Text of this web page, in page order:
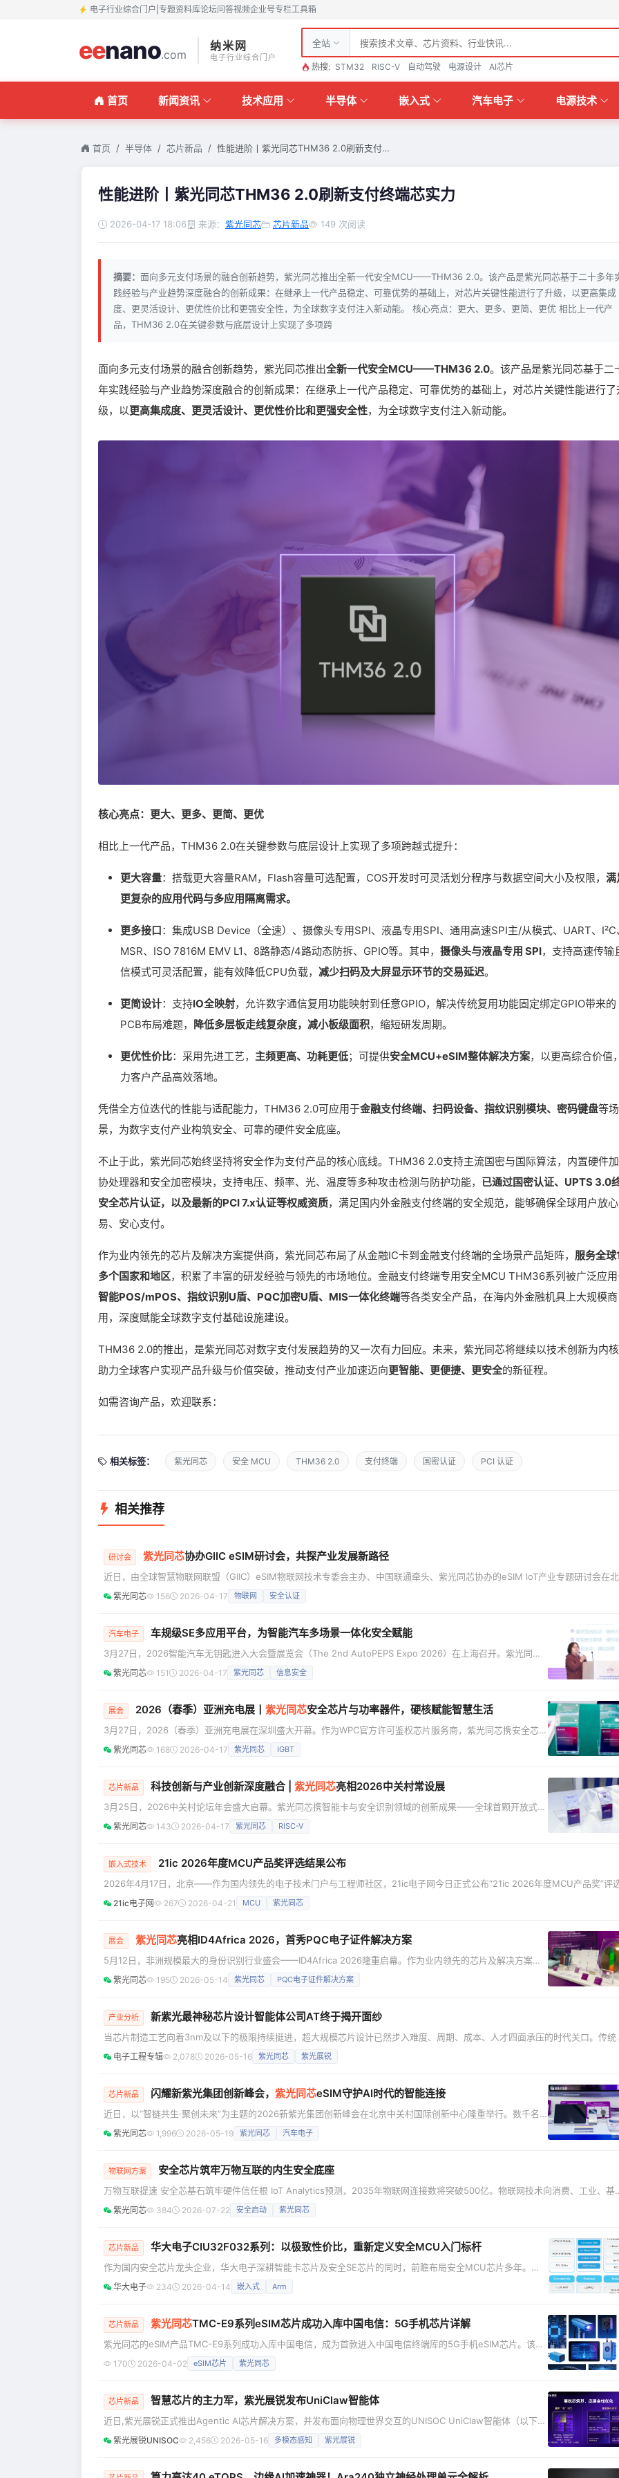
电子行业综合门户 专题资料库论坛问答视频企业号专栏工具箱
eenano.com
纳米网
电子行业综合门户
全站
热搜: STM32 RISC-V 自动驾驶 电源设计 AI芯片
首页 新闻资讯 技术应用 半导体 嵌入式 汽车电子 电源技术
首页 半导体 芯片新品 性能进阶丨紫光同芯THM36 2.0刷新支付…
性能进阶丨紫光同芯THM36 2.0刷新支付终端芯实力
2026-04-17 18:06 来源： 紫光同芯 芯片新品 149 次阅读
摘要： 面向多元支付场景的融合创新趋势，紫光同芯推出全新一代安全MCU——THM36 2.0。该产品是紫光同芯基于二十多年
践经验与产业趋势深度融合的创新成果：在继承上一代产品稳定、可靠优势的基础上，对芯片关键性能进行了升级，以更高集成
度、更灵活设计、更优性价比和更强安全性，为全球数字支付注入新动能。 核心亮点：更大、更多、更简、更优 相比上一代产
品，THM36 2.0在关键参数与底层设计上实现了多项跨
面向多元支付场景的融合创新趋势，紫光同芯推出全新一代安全MCU——THM36 2.0。该产品是紫光同芯基于二
年实践经验与产业趋势深度融合的创新成果：在继承上一代产品稳定、可靠优势的基础上，对芯片关键性能进行了
级，以更高集成度、更灵活设计、更优性价比和更强安全性，为全球数字支付注入新动能。
核心亮点：更大、更多、更简、更优
相比上一代产品，THM36 2.0在关键参数与底层设计上实现了多项跨越式提升：
更大容量：搭载更大容量RAM，Flash容量可选配置，COS开发时可灵活划分程序与数据空间大小及权限， 满
更复杂的应用代码与多应用隔离需求。
更多接口：集成USB Device（全速）、摄像头专用SPI、液晶专用SPI、通用高速SPI主/从模式、UART、I²C
MSR、ISO 7816M EMV L1、8路静态/4路动态防拆、GPIO等。其中， 摄像头与液晶专用 SPI，支持高速传输
信模式可灵活配置，能有效降低CPU负载， 减少扫码及大屏显示环节的交易延迟。
更简设计：支持IO全映射，允许数字通信复用功能映射到任意GPIO，解决传统复用功能固定绑定GPIO带来的
PCB布局难题， 降低多层板走线复杂度，减小板级面积，缩短研发周期。
更优性价比：采用先进工艺， 主频更高、功耗更低；可提供安全MCU+eSIM整体解决方案，以更高综合价值
力客户产品高效落地。
凭借全方位迭代的性能与适配能力，THM36 2.0可应用于金融支付终端、扫码设备、指纹识别模块、密码键盘等场
景，为数字支付产业构筑安全、可靠的硬件安全底座。
不止于此，紫光同芯始终坚持将安全作为支付产品的核心底线。THM36 2.0支持主流国密与国际算法，内置硬件
协处理器和安全加密模块，支持电压、频率、光、温度等多种攻击检测与防护功能， 已通过国密认证、UPTS 3.0
安全芯片认证，以及最新的PCI 7.x认证等权威资质，满足国内外金融支付终端的安全规范，能够确保全球用户放
易、安心支付。
作为业内领先的芯片及解决方案提供商，紫光同芯布局了从金融IC卡到金融支付终端的全场景产品矩阵， 服务全
多个国家和地区，积累了丰富的研发经验与领先的市场地位。金融支付终端专用安全MCU THM36系列被广泛应
智能POS/mPOS、指纹识别U盾、PQC加密U盾、MIS一体化终端等各类安全产品，在海内外金融机具上大规模商
用，深度赋能全球数字支付基础设施建设。
THM36 2.0的推出，是紫光同芯对数字支付发展趋势的又一次有力回应。未来，紫光同芯将继续以技术创新为内核
助力全球客户实现产品升级与价值突破，推动支付产业加速迈向更智能、更便捷、更安全的新征程。
如需咨询产品，欢迎联系：
相关标签： 紫光同芯 安全 MCU THM36 2.0 支付终端 国密认证 PCI 认证
相关推荐
研讨会 紫光同芯协办GIIC eSIM研讨会，共探产业发展新路径
近日，由全球智慧物联网联盟（GIIC）eSIM物联网技术专委会主办、中国联通牵头、紫光同芯协办的eSIM loT产业专题研讨会在北
顺利召开。会议汇聚运营商、芯片厂商、卡商、检测机构、应用与服务企业等产业链核心力量，围绕技术适配、证书管理、跨运营商
紫光同芯 156 2026-04-17 物联网 安全认证
汽车电子 车规级SE多应用平台，为智能汽车多场景一体化安全赋能
3月27日，2026智能汽车无钥匙进入大会暨展览会（The 2nd AutoPEPS Expo 2026）在上海召开。紫光同芯
汽车安全芯片产品市场经理兰瑞芬受邀担任大会主持人，并发表主题演讲，系统阐述了汽车信息安全领域的趋势
紫光同芯 151 2026-04-17 紫光同芯 信息安全
展会 2026（春季）亚洲充电展丨 紫光同芯安全芯片与功率器件，硬核赋能智慧生活
3月27日，2026（春季）亚洲充电展在深圳盛大开幕。作为WPC官方许可鉴权芯片服务商，紫光同芯携安全芯
片与功率器件领域的明星产品亮相，与行业伙伴共探产业高质量发展芯路径。 鉴权芯片 构筑无线充电安全底座
紫光同芯 168 2026-04-17 紫光同芯 IGBT
芯片新品 科技创新与产业创新深度融合 | 紫光同芯亮相2026中关村常设展
3月25日，2026中关村论坛年会盛大启幕。紫光同芯携智能卡与安全识别领域的创新成果——全球首颗开放式架
构安全芯片E450R系列、下一代eSIM安全芯片THC9E系列，精彩亮相中关村常设展-集成电路展区。 全球首颗
紫光同芯 143 2026-04-17 紫光同芯 RISC-V
嵌入式技术 21ic 2026年度MCU产品奖评选结果公布
2026年4月17日，北京——作为国内领先的电子技术门户与工程师社区，21ic电子网今日正式公布“21ic 2026年度MCU产品奖”评
结果。本次评选聚焦MCU在“应用定义芯片”时代的垂直技术突破与行业贡献，不设单一“最佳产品奖”，而是根据底层技术演进与应用
21ic电子网 267 2026-04-21 MCU 紫光同芯
展会 紫光同芯亮相ID4Africa 2026，首秀PQC电子证件解决方案
5月12日，非洲规模最大的身份识别行业盛会——ID4Africa 2026隆重启幕。作为业内领先的芯片及解决方案提
供商，紫光同芯携身份识别领域的创新成果重磅亮相，全方位展示硬核产品实力与前沿技术布局，吸引海内外专
紫光同芯 195 2026-05-14 紫光同芯 PQC电子证件解决方案
产业分析 新紫光最神秘芯片设计智能体公司AT终于揭开面纱
当芯片制造工艺向着3nm及以下的极限持续挺进，超大规模芯片设计已然步入难度、周期、成本、人才四面承压的时代关口。传统
赖人力堆叠、经验传承的研发范式日渐步履维艰，一场由AI主导的产业革命，正成为破局突围、重塑未来的核心密钥。 在2026新紫
光集团创新峰会上，集团战略布局的AT公司正式亮相，凭借芯片设计专属垂类AI智能体“紫灵”，为行业擘画出一条从“工具赋能”到“范
电子工程专辑 2,078 2026-05-16 紫光同芯 紫光展锐
芯片新品 闪耀新紫光集团创新峰会， 紫光同芯eSIM守护AI时代的智能连接
近日，以“智链共生·聚创未来”为主题的2026新紫光集团创新峰会在北京中关村国际创新中心隆重举行。数千名
来自政府、产业界、投资机构及科研院所的嘉宾代表出席，共议智能科技产业新战略、新技术、新生态。作为新
紫光集团（简称“新紫光”）旗下汽车电子与智能芯片板块的核心企业，紫光同芯深度参与主论坛及AI终端创新论
紫光同芯 1,996 2026-05-19 紫光同芯 汽车电子
物联网方案 安全芯片筑牢万物互联的内生安全底座
万物互联提速 安全芯基石筑牢硬件信任根 IoT Analytics预测，2035年物联网连接数将突破500亿。物联网技术向消费、工业、基
设施、医疗等各行各业全面渗透。伴随终端连接体量的爆发式增长，物联网安全隐患持续凸显，Mirai僵尸网络攻击、Verkada云平
紫光同芯 384 2026-07-22 安全启动 紫光同芯
芯片新品 华大电子CIU32F032系列：以极致性价比，重新定义安全MCU入门标杆
作为国内安全芯片龙头企业，华大电子深耕智能卡芯片及安全SE芯片的同时，前瞻布局安全MCU芯片多年。作
为三大主营业务之一，安全MCU依托公司强劲的科研能力及市场洞察，已建立起超低功耗、超值通用和高性能三
华大电子 234 2026-04-14 嵌入式 Arm
芯片新品 紫光同芯TMC-E9系列eSIM芯片成功入库中国电信：5G手机芯片详解
紫光同芯的eSIM产品TMC-E9系列成功入库中国电信，成为首款进入中国电信终端库的5G手机eSIM芯片。该产
品已在中国三大运营商中全面准入，具备强劲安全保障、生产安全可控、全球网络兼容和广泛生态适配等优势。
170 2026-04-02 eSIM芯片 紫光同芯
芯片新品 智慧芯片的主力军，紫光展锐发布UniClaw智能体
近日,紫光展锐正式推出Agentic AI芯片解决方案，并发布面向物理世界交互的UNISOC UniClaw智能体（以下简
称“UniClaw”）。UniClaw是紫光展锐Agentic AI芯片解决方案落地的关键载体，标志着端侧智能体正式迈入“可
感知、可决策、可执行”的全新阶段。目前，展锐N9系列芯片平台已原生支持UniClaw。 智能体已从概念走向现
紫光展锐UNISOC 2,456 2026-05-16 多模态感知 紫光展锐